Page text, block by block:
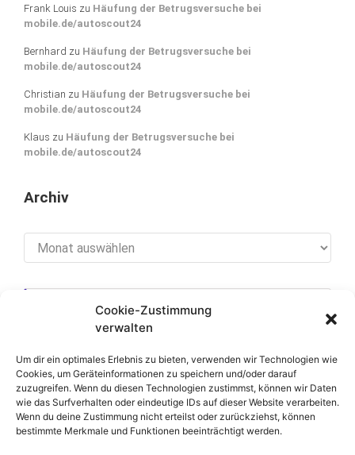
Cookie-Zustimmung
verwalten
Um dir ein optimales Erlebnis zu bieten, verwenden wir Technologien wie
Cookies, um Geräteinformationen zu speichern und/oder darauf
zuzugreifen. Wenn du diesen Technologien zustimmst, können wir Daten
wie das Surfverhalten oder eindeutige IDs auf dieser Website verarbeiten.
Wenn du deine Zustimmung nicht erteilst oder zurückziehst, können
bestimmte Merkmale und Funktionen beeinträchtigt werden.
Frank Louis zu Häufung der Betrugsversuche bei
mobile.de/autoscout24
Bernhard zu Häufung der Betrugsversuche bei
mobile.de/autoscout24
Christian zu Häufung der Betrugsversuche bei
mobile.de/autoscout24
Klaus zu Häufung der Betrugsversuche bei
mobile.de/autoscout24
Archiv
[cookies_revoke]
Über diese Seite
Datenschutzerklärung